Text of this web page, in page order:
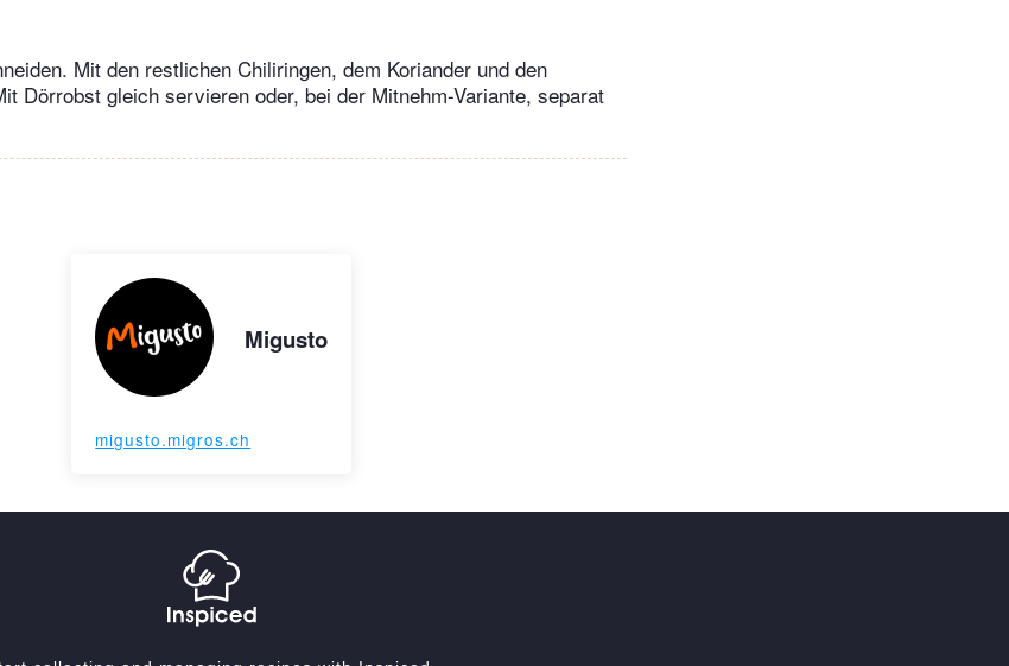
Mit den restlichen Chiliringen, dem Koriander und den
Dörrobst gleich servieren oder, bei der Mitnehm-Variante, separat
Migusto
migusto.migros.ch